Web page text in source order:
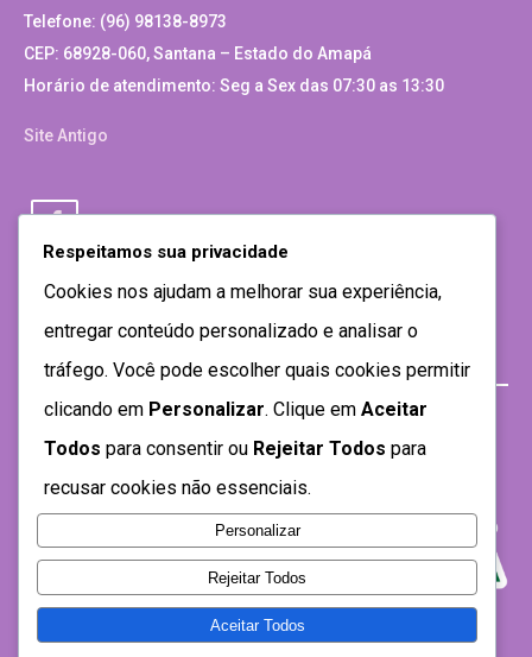
Telefone: (96) 98138-8973
CEP: 68928-060, Santana – Estado do Amapá
Horário de atendimento: Seg a Sex das 07:30 as 13:30
Site Antigo
Respeitamos sua privacidade
Cookies nos ajudam a melhorar sua experiência,
entregar conteúdo personalizado e analisar o
tráfego. Você pode escolher quais cookies permitir
clicando em Personalizar. Clique em Aceitar
Todos para consentir ou Rejeitar Todos para
recusar cookies não essenciais.
Personalizar
Rejeitar Todos
Aceitar Todos